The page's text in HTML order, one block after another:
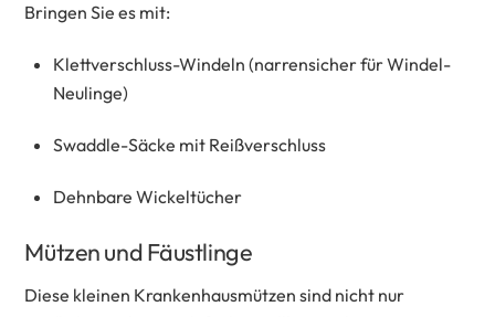
Bringen Sie es mit:
Klettverschluss-Windeln (narrensicher für Windel-
Neulinge)
Swaddle-Säcke mit Reißverschluss
Dehnbare Wickeltücher
Mützen und Fäustlinge
Diese kleinen Krankenhausmützen sind nicht nur